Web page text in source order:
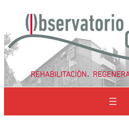
contenido